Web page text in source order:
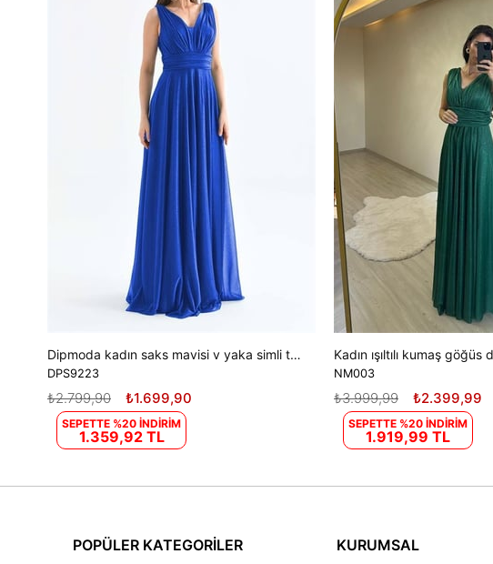
Dipmoda kadın saks mavisi v yaka simli tül abiye elbise DPS9223
DPS9223
₺1.699,90
₺2.799,90
SEPETTE %20 İNDİRİM
1.359,92 TL
NM003
₺2.399,99
₺3.999,99
SEPETTE %20 İNDİRİM
1.919,99 TL
POPÜLER KATEGORİLER KURUMSAL